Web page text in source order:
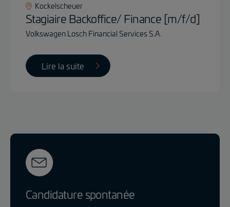
Kockelscheuer
Stagiaire Backoffice/ Finance [m/f/d]
Volkswagen Losch Financial Services S.A.
Lire la suite
Candidature spontanée